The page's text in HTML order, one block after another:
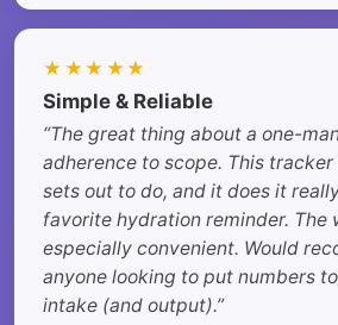
★★★★★
Simple & Reliable
“The great thing about a one-
adherence to scope. This
sets out to do, and it does it
favorite hydration reminder. The
especially convenient. Would
anyone looking to put numbers
intake (and output).”